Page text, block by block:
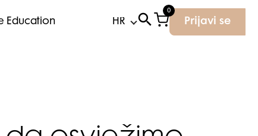
Education
0
Prijavi se